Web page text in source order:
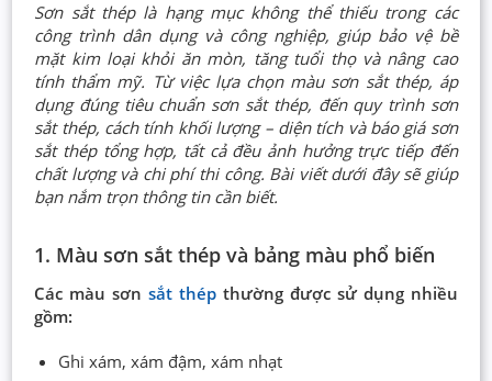
Sơn sắt thép là hạng mục không thể thiếu trong các
công trình dân dụng và công nghiệp, giúp bảo vệ bề
mặt kim loại khỏi ăn mòn, tăng tuổi thọ và nâng cao
tính thẩm mỹ. Từ việc lựa chọn màu sơn sắt thép, áp
dụng đúng tiêu chuẩn sơn sắt thép, đến quy trình sơn
sắt thép, cách tính khối lượng – diện tích và báo giá sơn
sắt thép tổng hợp, tất cả đều ảnh hưởng trực tiếp đến
chất lượng và chi phí thi công. Bài viết dưới đây sẽ giúp
bạn nắm trọn thông tin cần biết.
1. Màu sơn sắt thép và bảng màu phổ biến
Các màu sơnsắt thép thường được sử dụng nhiều
gồm:
Ghi xám, xám đậm, xám nhạt